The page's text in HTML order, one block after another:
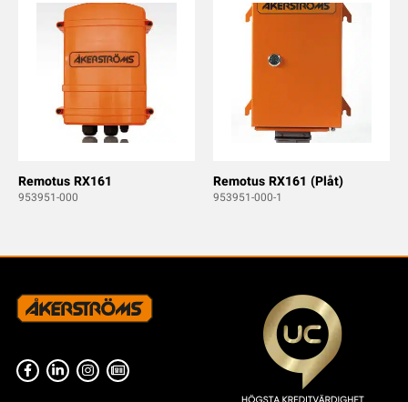
Remotus RX161
953951-000
Remotus RX161 (Plåt)
953951-000-1